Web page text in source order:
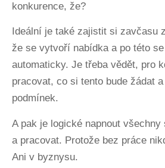
konkurence, že?
Ideální je také zajistit si zavčasu
že se vytvoří nabídka a po této
automaticky. Je třeba vědět, pro
pracovat, co si tento bude žádat
podmínek.
A pak je logické napnout
a pracovat. Protože bez práce
Ani v byznysu.